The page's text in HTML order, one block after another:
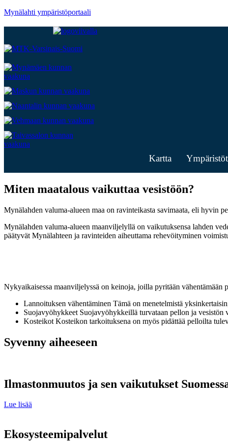
Mynälahti ympäristöportaali
Kartta
Miten maatalous vaikuttaa vesistöön?
Mynälahden valuma-alueen maa on ravinteikasta savimaata, eli
Mynälahden valuma-alueen maanviljelyllä on vaikutuksensa lahden
päätyvät Mynälahteen ja ravinteiden aiheuttama rehevöityminen
Nykyaikaisessa maanviljelyssä on keinoja, joilla pyritään vähentämään
Lannoituksen vähentäminen Tämä on menetelmistä
Suojavyöhykkeet Suojavyöhykkeillä turvataan pellon ja
Kosteikot Kosteikon tarkoituksena on myös pidättää pelloilta
Syvenny aiheeseen
Ilmastonmuutos ja sen vaikutukset
Lue lisää
Ekosysteemipalvelut